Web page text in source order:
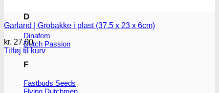
D
Dinafem
Dutch Passion
F
Fastbuds Seeds
Garland | Grobakke i plast (37.5 x 23 x 6cm)
kr. 27.00
Tilføj til kurv